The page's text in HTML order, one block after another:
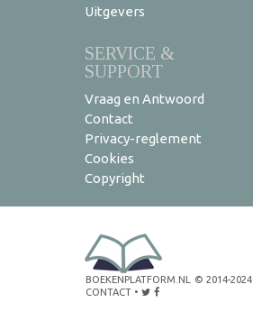
Uitgevers
SERVICE &
SUPPORT
Vraag en Antwoord
Contact
Privacy-reglement
Cookies
Copyright
BOEKENPLATFORM.NL © 2014-2024
CONTACT •